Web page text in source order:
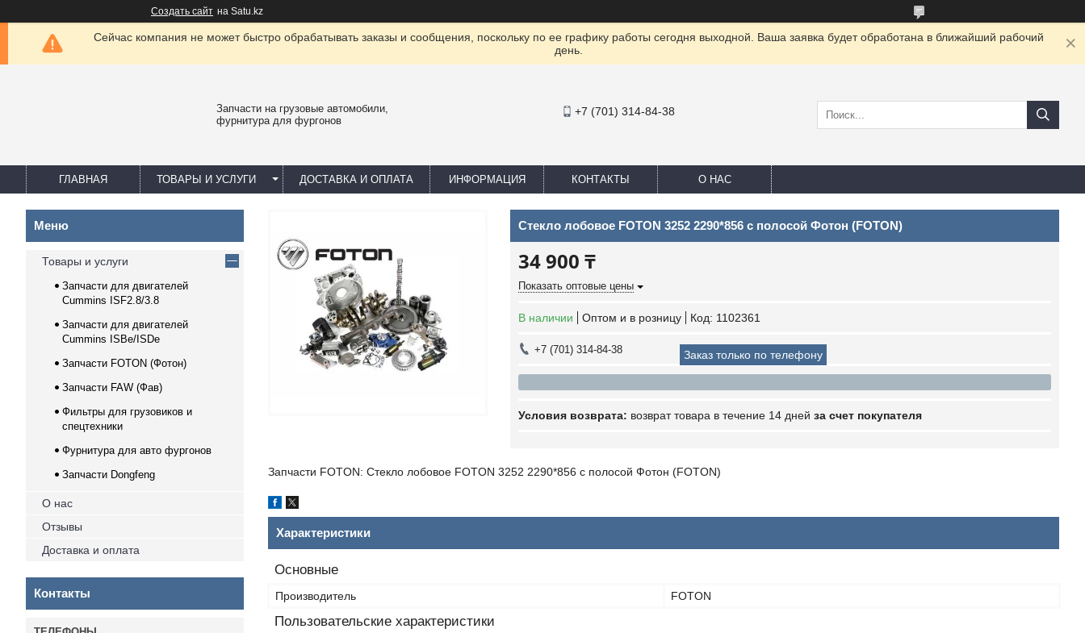
Создать сайт на Satu.kz
Сейчас компания не может быстро обрабатывать заказы и сообщения, поскольку по ее графику работы сегодня выходной. Ваша заявка будет обработана в ближайший рабочий
день.
Запчасти на грузовые автомобили,
фурнитура для фургонов
+7 (701) 314-84-38
ГЛАВНАЯ ТОВАРЫ И УСЛУГИ ДОСТАВКА И ОПЛАТА ИНФОРМАЦИЯ КОНТАКТЫ О НАС
Стекло лобовое FOTON 3252 2290*856 с полосой Фотон (FOTON)
34 900 ₸
Показать оптовые цены
В наличии Оптом и в розницу Код: 1102361
+7 (701) 314-84-38 Заказ только по телефону
возврат товара в течение 14 дней за счет покупателя
Запчасти FOTON: Стекло лобовое FOTON 3252 2290*856 с полосой Фотон (FOTON)
Характеристики
Основные
Производитель FOTON
Пользовательские характеристики
Товары и услуги
Запчасти для двигателей
Cummins ISF2.8/3.8
Запчасти для двигателей
Cummins ISBe/ISDe
Запчасти FOTON (Фотон)
Запчасти FAW (Фав)
Фильтры для грузовиков и
спецтехники
Фурнитура для авто фургонов
Запчасти Dongfeng
О нас
Отзывы
Доставка и оплата
Контакты